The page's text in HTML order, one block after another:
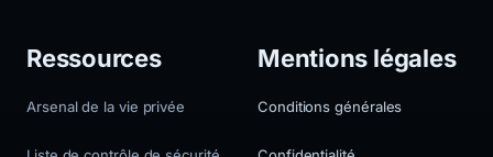
Ressources
Arsenal de la vie privée
Mentions légales
Conditions générales